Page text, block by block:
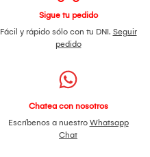
Sigue tu pedido
Fácil y rápido sólo con tu DNI. Seguir
pedido
Chatea con nosotros
Escríbenos a nuestro Whatsapp
Chat